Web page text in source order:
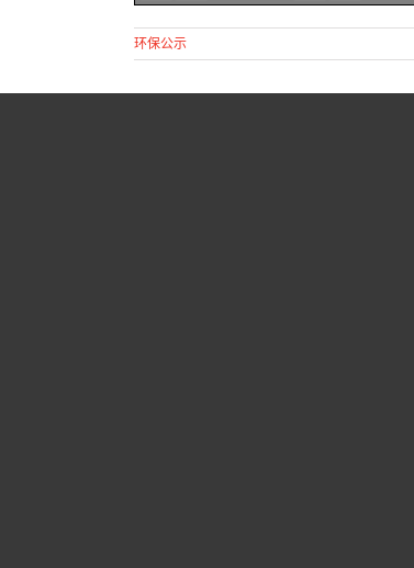
环保公示